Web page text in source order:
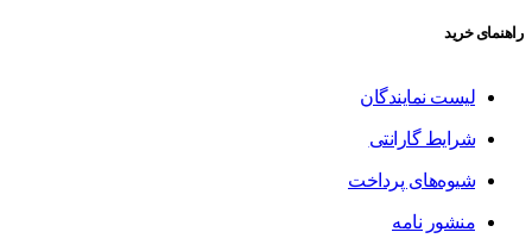
راهنمای خرید
لیست نمایندگان
شرایط گارانتی
شیوه‌های پرداخت
منشور نامه